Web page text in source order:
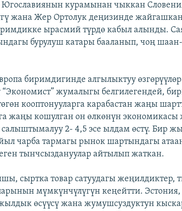
Югославиянын курамынан чыккан
жана Жер Ортолук деңизинде
ырасмий түрдө кабыл алынды.
бурулуш катары бааланып, чоң
биримдигинде алгылыктуу
“Экономист” жумалыгы белгилегендей,
кооптонууларга карабастан жаңы
жаңы кошулган он өлкөнүн экономикасы
2- 4,5 эсе ылдам өстү. Бир
чарба тармагы рынок шартындагы
тынчсыздануулар айтылып жаткан.
сыртка товар сатуудагы жеңилдиктер,
мүмкүнчүлүгүн кеңейтти.
өсүүсү жана жумушсуздуктун